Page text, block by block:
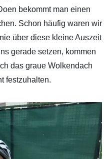
bekommt man einen
Schon häufig waren wir
über diese kleine Auszeit
gerade setzen, kommen
das graue Wolkendach
festzuhalten.